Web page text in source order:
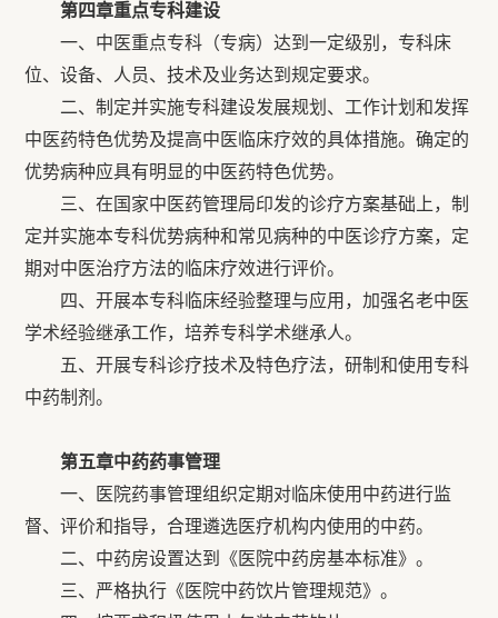
第四章重点专科建设
一、中医重点专科（专病）达到一定级别，专科床
位、设备、人员、技术及业务达到规定要求。
二、制定并实施专科建设发展规划、工作计划和发挥
中医药特色优势及提高中医临床疗效的具体措施。确定的
优势病种应具有明显的中医药特色优势。
三、在国家中医药管理局印发的诊疗方案基础上，制
定并实施本专科优势病种和常见病种的中医诊疗方案，定
期对中医治疗方法的临床疗效进行评价。
四、开展本专科临床经验整理与应用，加强名老中医
学术经验继承工作，培养专科学术继承人。
五、开展专科诊疗技术及特色疗法，研制和使用专科
中药制剂。
第五章中药药事管理
一、医院药事管理组织定期对临床使用中药进行监
督、评价和指导，合理遴选医疗机构内使用的中药。
二、中药房设置达到《医院中药房基本标准》。
三、严格执行《医院中药饮片管理规范》。